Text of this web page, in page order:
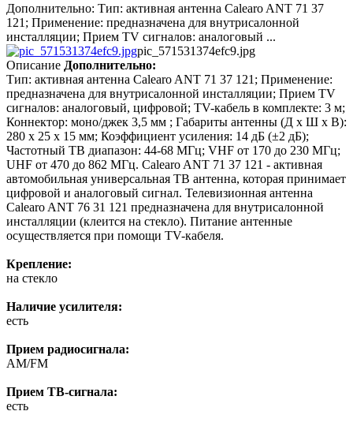
Дополнительно: Тип: активная антенна Calearo ANT 71 37
121; Применение: предназначена для внутрисалонной
инсталляции; Прием TV сигналов: аналоговый ...
pic_571531374efc9.jpg
Описание Дополнительно:
Тип: активная антенна Calearo ANT 71 37 121; Применение:
предназначена для внутрисалонной инсталляции; Прием TV
сигналов: аналоговый, цифровой; TV-кабель в комплекте: 3 м;
Коннектор: моно/джек 3,5 мм ; Габариты антенны (Д х Ш х В):
280 х 25 х 15 мм; Коэффициент усиления: 14 дБ (±2 дБ);
Частотный ТВ диапазон: 44-68 МГц; VHF от 170 до 230 МГц;
UHF от 470 до 862 МГц. Calearo ANT 71 37 121 - активная
автомобильная универсальная ТВ антенна, которая принимает
цифровой и аналоговый сигнал. Телевизионная антенна
Calearo ANT 76 31 121 предназначена для внутрисалонной
инсталляции (клеится на стекло). Питание антенные
осуществляется при помощи ТV-кабеля.
Крепление:
на стекло
Наличие усилителя:
есть
Прием радиосигнала:
AM/FM
Прием ТВ-сигнала:
есть